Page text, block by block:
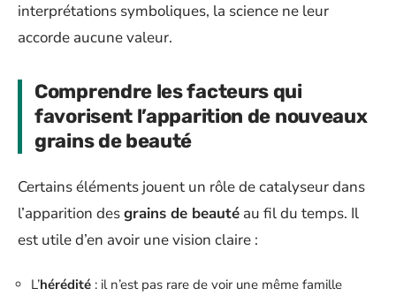
interprétations symboliques, la science ne leur
accorde aucune valeur.
Comprendre les facteurs qui
favorisent l’apparition de nouveaux
grains de beauté
Certains éléments jouent un rôle de catalyseur dans
l’apparition desgrains de beauté au fil du temps. Il
est utile d’en avoir une vision claire :
L’hérédité : il n’est pas rare de voir une même famille